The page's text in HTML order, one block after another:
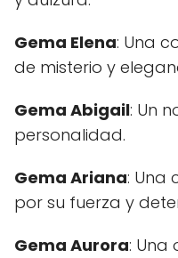
Gema Elena: Una
de misterio y
Gema Abigail: Un
personalidad.
Gema Ariana: Una
por su fuerza y
Gema Aurora: Una